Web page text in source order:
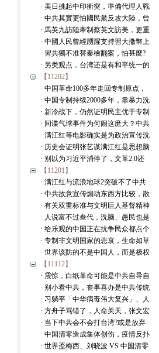
· 美日挑起中印衝突，準備代理人戰
· 中共其實更怕國民黨反攻大陸，曾
· 馬英九訪陸牽制蔡英文訪美，更重
· 中國人民曾經踴躍支持習大撒幣上
· 習共獨不准替秦檜翻案，怕甚麼?
· 另类观点，台湾还是有和平统一的
【11202】
· 中国革命100多年走回专制原点，
· 中国专制持续2000多年，靠暴力洗
· 新冷战下，仍然证明民主优于专制
· 间谍气球事件为何闹这麽大？中共
· 满江红等电影确实是为政治宣传洗
· 历史会证明张艺谋满江红是思想脑
· 别以为习近平消停了，文革2.0还
【11201】
· 满江红与流浪地球2突破不了中共
· 中共故意宣传煽动东西方比较，散
· 有关双重标准与文明巨人基督精神
· 人说富不过叁代，洗脑、愚民也是
· 给乐观的中国正在抗争民众都点个
· 专制非文明国家的悲哀，生命如草
· 世界该防的不是中国人，而是极权
【11112】
· 震惊，白纸革命可能是中共自导自
· 别小看中共，丧事喜办是中共传统
· 习躺平「中华病毒伟大复兴」、人
· 方舟子骂错了，人命关天，张文宏
· 当下中共会不会打台湾?或是放弃
· 中国清零造成集体创伤，疫情反扑
· 世界盃梅西、刘晓波 VS 中国清零